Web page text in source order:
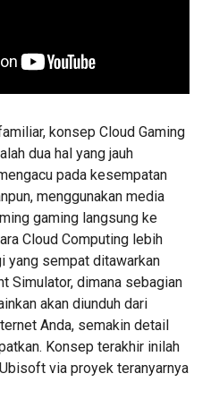
konsep Cloud Gaming
dua hal yang jauh
pada kesempatan
menggunakan media
gaming langsung ke
Cloud Computing lebih
yang sempat ditawarkan
Simulator, dimana sebagian
akan diunduh dari
Anda, semakin detail
Konsep terakhir inilah
via proyek teranyarnya